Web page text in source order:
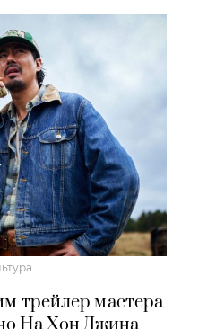
трейлер мастера